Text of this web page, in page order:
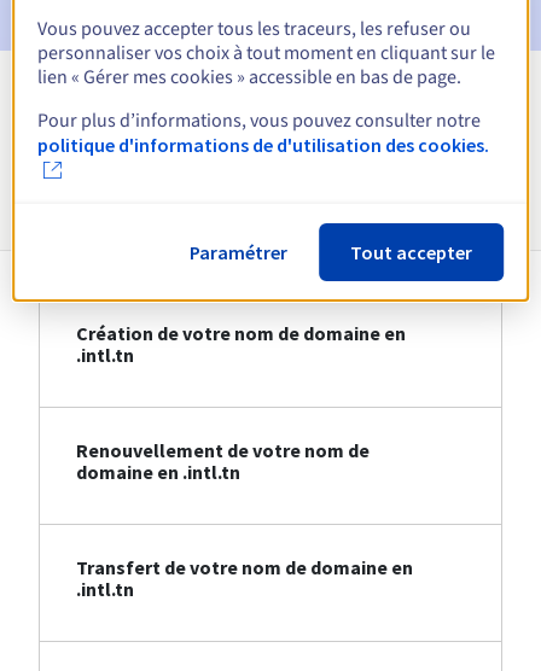
Voir toutes les extensions
Création de votre nom de domaine en
.intl.tn
Renouvellement de votre nom de
domaine en .intl.tn
Transfert de votre nom de domaine en
.intl.tn
Vous pouvez accepter tous les traceurs, les refuser ou
personnaliser vos choix à tout moment en cliquant sur le
lien « Gérer mes cookies » accessible en bas de page.
Pour plus d’informations, vous pouvez consulter notre
politique d'informations de d'utilisation des cookies.
Paramétrer Tout accepter